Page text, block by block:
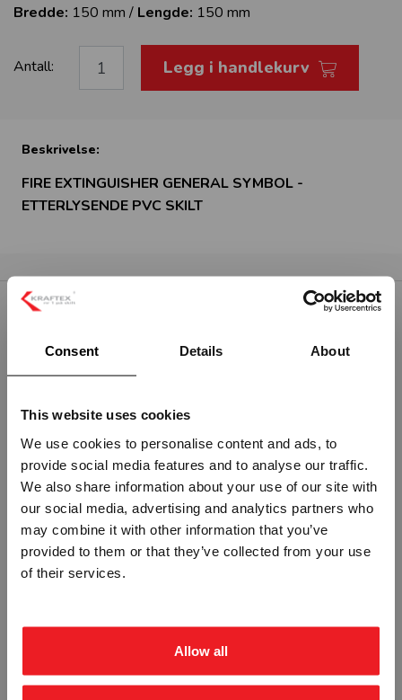
Consent Details About
This website uses cookies
We use cookies to personalise content and ads, to
provide social media features and to analyse our traffic.
We also share information about your use of our site with
our social media, advertising and analytics partners who
may combine it with other information that you’ve
provided to them or that they’ve collected from your use
of their services.
Allow all
Bredde: 150 mm / Lengde: 150 mm
Antall: Legg i handlekurv
Beskrivelse:
FIRE EXTINGUISHER GENERAL SYMBOL -
ETTERLYSENDE PVC SKILT
SKILT
IMO-502
Frakr 401,25
PVC SKILT
IMO-503
Frakr 401,25
Vennligst velg portal
BEDRIFT PRIVAT